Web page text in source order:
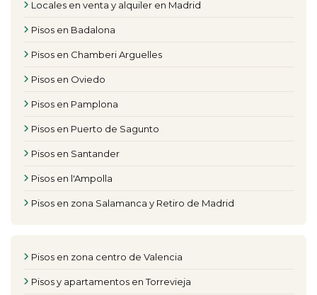
Locales en venta y alquiler en Madrid
Pisos en Badalona
Pisos en Chamberi Arguelles
Pisos en Oviedo
Pisos en Pamplona
Pisos en Puerto de Sagunto
Pisos en Santander
Pisos en l'Ampolla
Pisos en zona Salamanca y Retiro de Madrid
Pisos en zona centro de Valencia
Pisos y apartamentos en Torrevieja